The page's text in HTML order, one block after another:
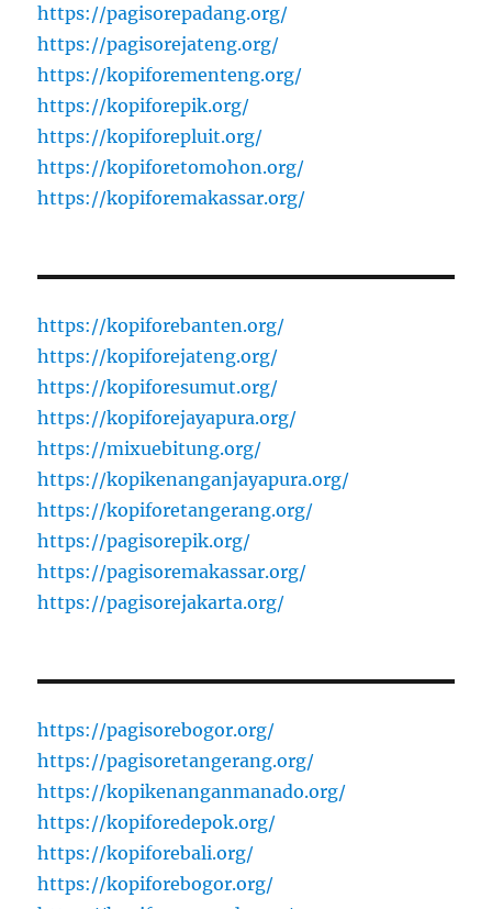
https://pagisorepadang.org/
https://pagisorejateng.org/
https://kopiforementeng.org/
https://kopiforepik.org/
https://kopiforepluit.org/
https://kopiforetomohon.org/
https://kopiforemakassar.org/
https://kopiforebanten.org/
https://kopiforejateng.org/
https://kopiforesumut.org/
https://kopiforejayapura.org/
https://mixuebitung.org/
https://kopikenanganjayapura.org/
https://kopiforetangerang.org/
https://pagisorepik.org/
https://pagisoremakassar.org/
https://pagisorejakarta.org/
https://pagisorebogor.org/
https://pagisoretangerang.org/
https://kopikenanganmanado.org/
https://kopiforedepok.org/
https://kopiforebali.org/
https://kopiforebogor.org/